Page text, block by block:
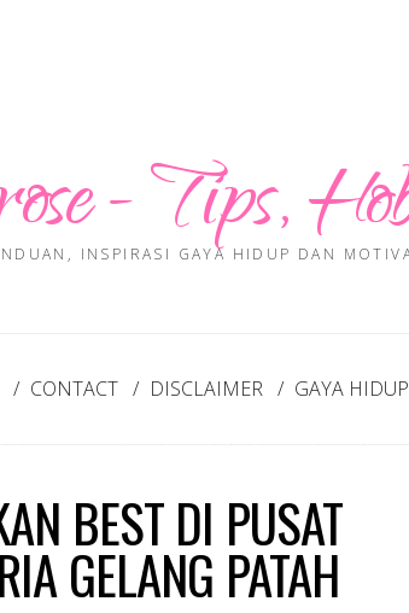
- Tips,
INSPIRASI GAYA HIDUP DAN
CONTACT DISCLAIMER GAYA HIDUP
BEST DI PUSAT
GELANG PATAH